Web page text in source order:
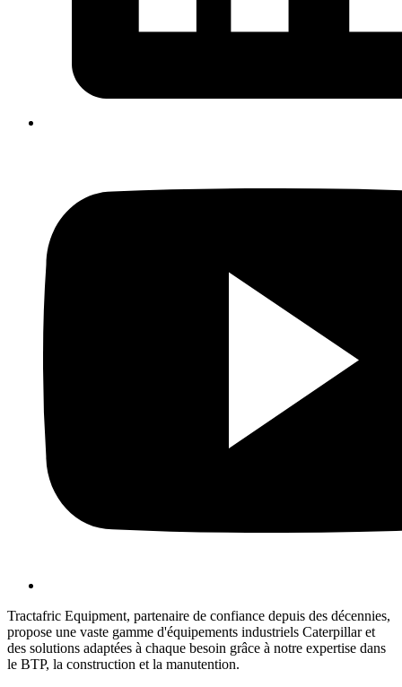
Tractafric Equipment, partenaire de confiance depuis des décennies,
propose une vaste gamme d'équipements industriels Caterpillar et
des solutions adaptées à chaque besoin grâce à notre expertise dans
le BTP, la construction et la manutention.